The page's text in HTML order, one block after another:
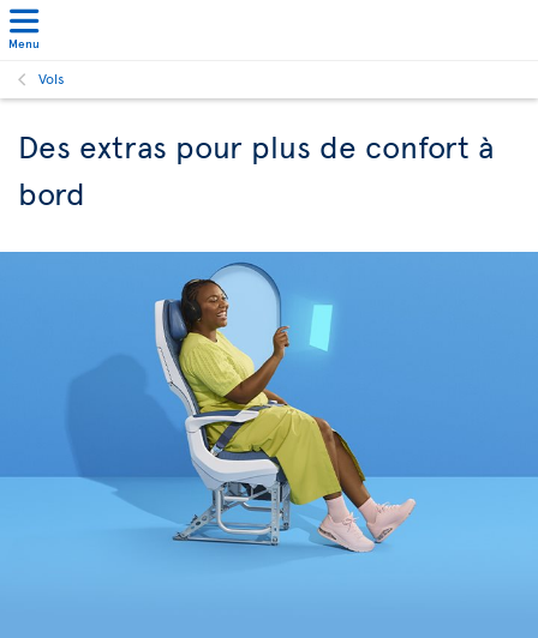
Menu
Vols
Des extras pour plus de confort à
bord